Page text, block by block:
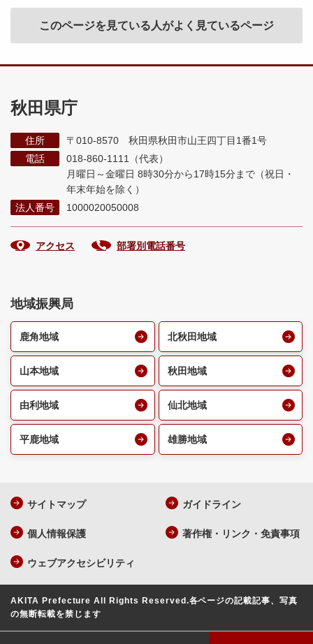
このページを見ている人がよく見ているページ
秋田県庁
住所
〒010-8570 秋田県秋田市山王四丁目1番1号
電話
018-860-1111（代表）
月曜日～金曜日 8時30分から17時15分まで （祝日・
年末年始を除く）
法人番号
1000020050008
アクセス 部署別電話番号
地域振興局
鹿角地域 北秋田地域
山本地域 秋田地域
由利地域 仙北地域
平鹿地域 雄勝地域
サイトマップ ガイドライン
個人情報保護 著作権・リンク・免責事項
ウェブアクセシビリティ
AKITA Prefecture All Rights Reserved.各ページの記載記事、写真
の無断転載を禁じます